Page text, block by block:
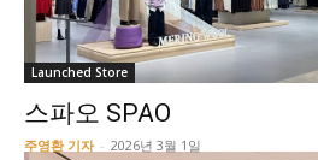
Launched Store
스파오 SPAO
주영환 기자 - 2026년 3월 1일